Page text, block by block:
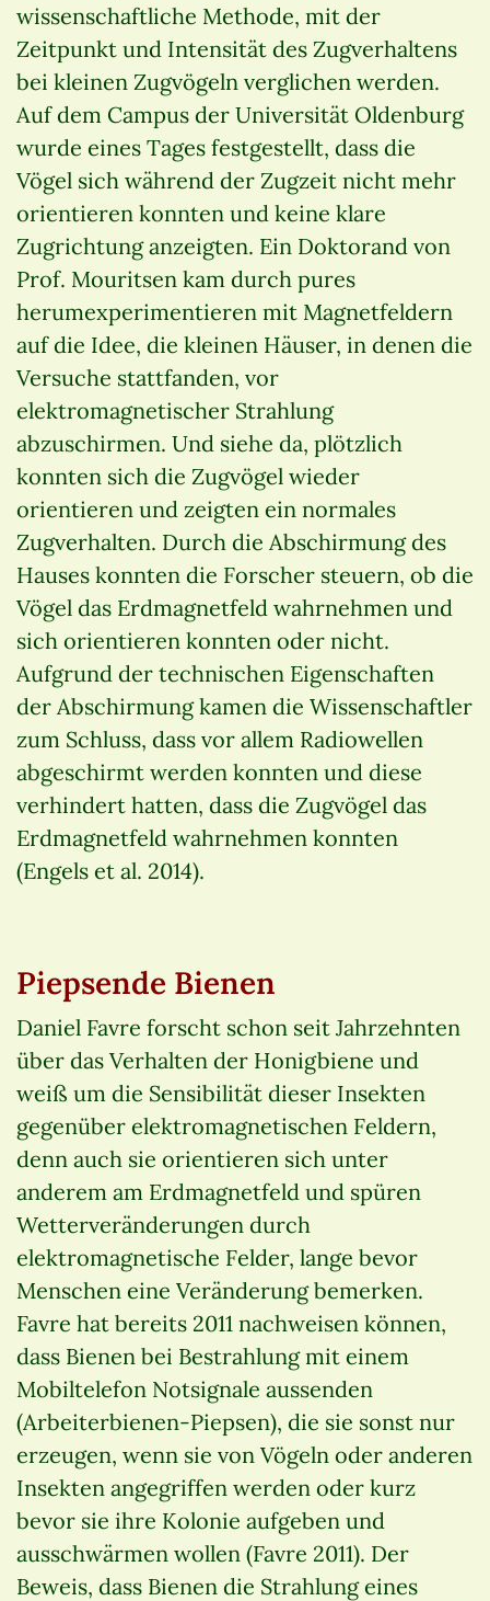
wissenschaftliche Methode, mit der
Zeitpunkt und Intensität des Zugverhaltens
bei kleinen Zugvögeln verglichen werden.
Auf dem Campus der Universität Oldenburg
wurde eines Tages festgestellt, dass die
Vögel sich während der Zugzeit nicht mehr
orientieren konnten und keine klare
Zugrichtung anzeigten. Ein Doktorand von
Prof. Mouritsen kam durch pures
herumexperimentieren mit Magnetfeldern
auf die Idee, die kleinen Häuser, in denen die
Versuche stattfanden, vor
elektromagnetischer Strahlung
abzuschirmen. Und siehe da, plötzlich
konnten sich die Zugvögel wieder
orientieren und zeigten ein normales
Zugverhalten. Durch die Abschirmung des
Hauses konnten die Forscher steuern, ob die
Vögel das Erdmagnetfeld wahrnehmen und
sich orientieren konnten oder nicht.
Aufgrund der technischen Eigenschaften
der Abschirmung kamen die Wissenschaftler
zum Schluss, dass vor allem Radiowellen
abgeschirmt werden konnten und diese
verhindert hatten, dass die Zugvögel das
Erdmagnetfeld wahrnehmen konnten
(Engels et al. 2014).
Piepsende Bienen
Daniel Favre forscht schon seit Jahrzehnten
über das Verhalten der Honigbiene und
weiß um die Sensibilität dieser Insekten
gegenüber elektromagnetischen Feldern,
denn auch sie orientieren sich unter
anderem am Erdmagnetfeld und spüren
Wetterveränderungen durch
elektromagnetische Felder, lange bevor
Menschen eine Veränderung bemerken.
Favre hat bereits 2011 nachweisen können,
dass Bienen bei Bestrahlung mit einem
Mobiltelefon Notsignale aussenden
(Arbeiterbienen-Piepsen), die sie sonst nur
erzeugen, wenn sie von Vögeln oder anderen
Insekten angegriffen werden oder kurz
bevor sie ihre Kolonie aufgeben und
ausschwärmen wollen (Favre 2011). Der
Beweis, dass Bienen die Strahlung eines